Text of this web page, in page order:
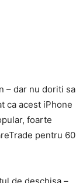
– dar nu doriti sa
ca acest iPhone
foarte
pentru 60